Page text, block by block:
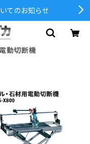
てのお知らせ
電動切断機